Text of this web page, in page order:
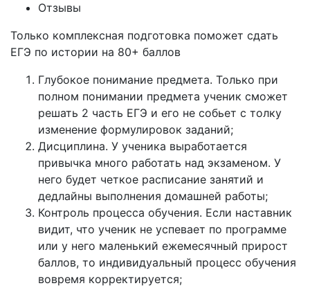
Отзывы
Только комплексная подготовка поможет сдать
ЕГЭ по истории на 80+ баллов
Глубокое понимание предмета. Только при
полном понимании предмета ученик сможет
решать 2 часть ЕГЭ и его не собьет с толку
изменение формулировок заданий;
Дисциплина. У ученика выработается
привычка много работать над экзаменом. У
него будет четкое расписание занятий и
дедлайны выполнения домашней работы;
Контроль процесса обучения. Если наставник
видит, что ученик не успевает по программе
или у него маленький ежемесячный прирост
баллов, то индивидуальный процесс обучения
вовремя корректируется;